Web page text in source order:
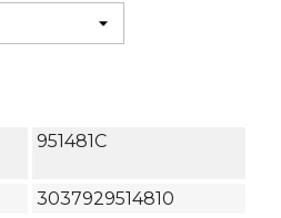
951481C
3037929514810